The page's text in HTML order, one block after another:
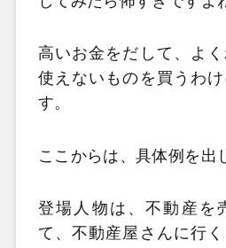
高いお金をだして、よ
使えないものを買うわ
す。
ここからは、具体例を出
登場人物は、不動産を
て、不動産屋さんに行